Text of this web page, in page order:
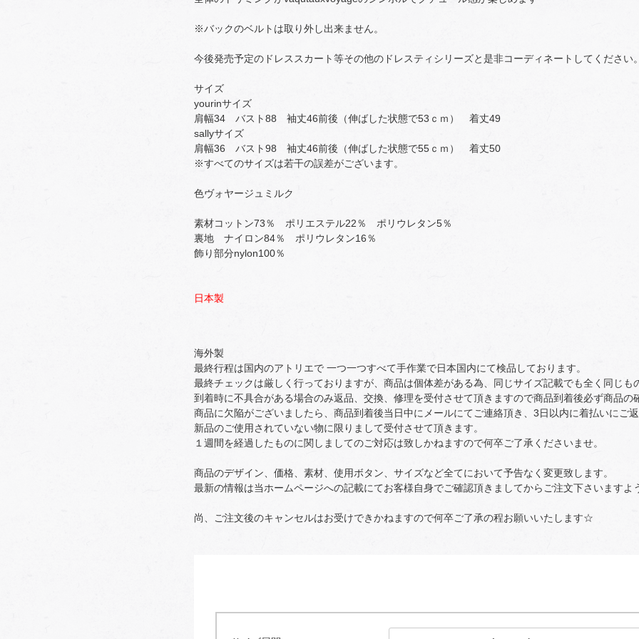
※バックのベルトは取り外し出来ません。
今後発売予定のドレススカート等その他のドレスティシリーズと是非コーディネートしてください
サイズ
yourinサイズ
肩幅34 バスト88 袖丈46前後（伸ばした状態で53ｃｍ） 着丈49
sallyサイズ
肩幅36 バスト98 袖丈46前後（伸ばした状態で55ｃｍ） 着丈50
※すべてのサイズは若干の誤差がございます。
色ヴォヤージュミルク
素材コットン73％ ポリエステル22％ ポリウレタン5％
裏地 ナイロン84％ ポリウレタン16％
飾り部分nylon100％
日本製
海外製
最終行程は国内のアトリエで 一つ一つすべて手作業で日本国内にて検品しております。
最終チェックは厳しく行っておりますが、商品は個体差がある為、同じサイズ記載でも全く同じも
到着時に不具合がある場合のみ返品、交換、修理を受付させて頂きますので商品到着後必ず商品の
商品に欠陥がございましたら、商品到着後当日中にメールにてご連絡頂き、3日以内に着払いにご
新品のご使用されていない物に限りまして受付させて頂きます。
１週間を経過したものに関しましてのご対応は致しかねますので何卒ご了承くださいませ。
商品のデザイン、価格、素材、使用ボタン、サイズなど全てにおいて予告なく変更致します。
最新の情報は当ホームページへの記載にてお客様自身でご確認頂きましてからご注文下さいますよ
尚、ご注文後のキャンセルはお受けできかねますので何卒ご了承の程お願いいたします☆